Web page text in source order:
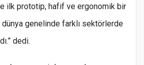
ilk prototip, hafif ve ergonomik bir
genelinde farklı sektörlerde
dedi.